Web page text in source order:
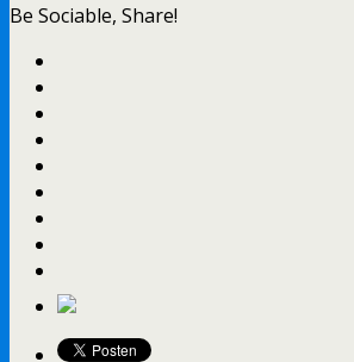
Be Sociable, Share!